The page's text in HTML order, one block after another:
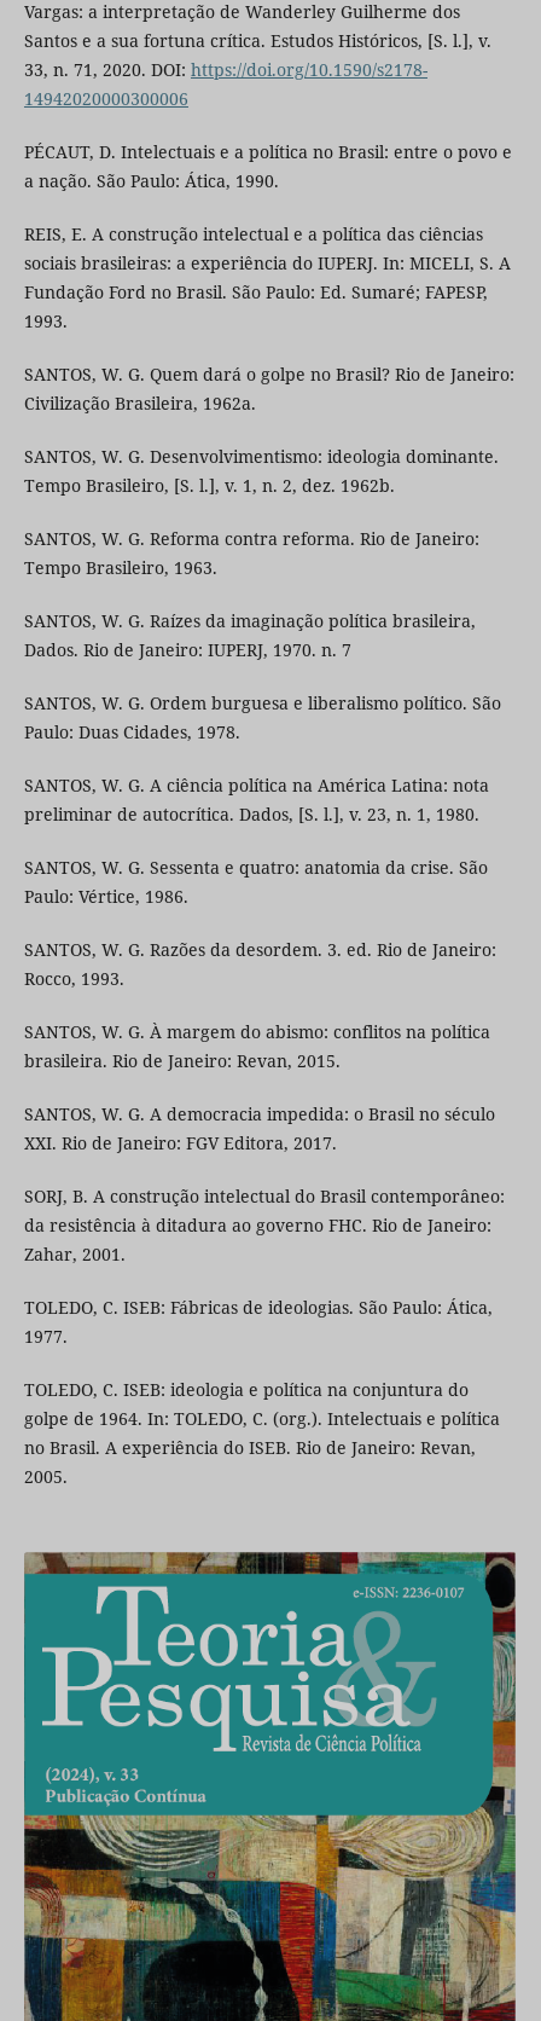
Vargas: a interpretação de Wanderley Guilherme dos
Santos e a sua fortuna crítica. Estudos Históricos, [S. l.], v.
33, n. 71, 2020. DOI: https://doi.org/10.1590/s2178-
14942020000300006
PÉCAUT, D. Intelectuais e a política no Brasil: entre o povo e
a nação. São Paulo: Ática, 1990.
REIS, E. A construção intelectual e a política das ciências
sociais brasileiras: a experiência do IUPERJ. In: MICELI, S. A
Fundação Ford no Brasil. São Paulo: Ed. Sumaré; FAPESP,
1993.
SANTOS, W. G. Quem dará o golpe no Brasil? Rio de Janeiro:
Civilização Brasileira, 1962a.
SANTOS, W. G. Desenvolvimentismo: ideologia dominante.
Tempo Brasileiro, [S. l.], v. 1, n. 2, dez. 1962b.
SANTOS, W. G. Reforma contra reforma. Rio de Janeiro:
Tempo Brasileiro, 1963.
SANTOS, W. G. Raízes da imaginação política brasileira,
Dados. Rio de Janeiro: IUPERJ, 1970. n. 7
SANTOS, W. G. Ordem burguesa e liberalismo político. São
Paulo: Duas Cidades, 1978.
SANTOS, W. G. A ciência política na América Latina: nota
preliminar de autocrítica. Dados, [S. l.], v. 23, n. 1, 1980.
SANTOS, W. G. Sessenta e quatro: anatomia da crise. São
Paulo: Vértice, 1986.
SANTOS, W. G. Razões da desordem. 3. ed. Rio de Janeiro:
Rocco, 1993.
SANTOS, W. G. À margem do abismo: conflitos na política
brasileira. Rio de Janeiro: Revan, 2015.
SANTOS, W. G. A democracia impedida: o Brasil no século
XXI. Rio de Janeiro: FGV Editora, 2017.
SORJ, B. A construção intelectual do Brasil contemporâneo:
da resistência à ditadura ao governo FHC. Rio de Janeiro:
Zahar, 2001.
TOLEDO, C. ISEB: Fábricas de ideologias. São Paulo: Ática,
1977.
TOLEDO, C. ISEB: ideologia e política na conjuntura do
golpe de 1964. In: TOLEDO, C. (org.). Intelectuais e política
no Brasil. A experiência do ISEB. Rio de Janeiro: Revan,
2005.